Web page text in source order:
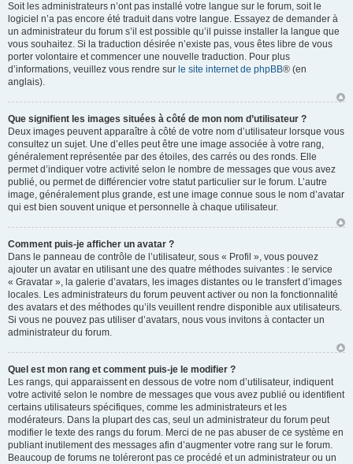
Soit les administrateurs n’ont pas installé votre langue sur le forum, soit le
logiciel n’a pas encore été traduit dans votre langue. Essayez de demander à
un administrateur du forum s’il est possible qu’il puisse installer la langue que
vous souhaitez. Si la traduction désirée n’existe pas, vous êtes libre de vous
porter volontaire et commencer une nouvelle traduction. Pour plus
d’informations, veuillez vous rendre sur le site internet de phpBB® (en
anglais).
Que signifient les images situées à côté de mon nom d’utilisateur ?
Deux images peuvent apparaître à côté de votre nom d’utilisateur lorsque vous
consultez un sujet. Une d’elles peut être une image associée à votre rang,
généralement représentée par des étoiles, des carrés ou des ronds. Elle
permet d’indiquer votre activité selon le nombre de messages que vous avez
publié, ou permet de différencier votre statut particulier sur le forum. L’autre
image, généralement plus grande, est une image connue sous le nom d’avatar
qui est bien souvent unique et personnelle à chaque utilisateur.
Comment puis-je afficher un avatar ?
Dans le panneau de contrôle de l’utilisateur, sous « Profil », vous pouvez
ajouter un avatar en utilisant une des quatre méthodes suivantes : le service
« Gravatar », la galerie d’avatars, les images distantes ou le transfert d’images
locales. Les administrateurs du forum peuvent activer ou non la fonctionnalité
des avatars et des méthodes qu’ils veuillent rendre disponible aux utilisateurs.
Si vous ne pouvez pas utiliser d’avatars, nous vous invitons à contacter un
administrateur du forum.
Quel est mon rang et comment puis-je le modifier ?
Les rangs, qui apparaissent en dessous de votre nom d’utilisateur, indiquent
votre activité selon le nombre de messages que vous avez publié ou identifient
certains utilisateurs spécifiques, comme les administrateurs et les
modérateurs. Dans la plupart des cas, seul un administrateur du forum peut
modifier le texte des rangs du forum. Merci de ne pas abuser de ce système en
publiant inutilement des messages afin d’augmenter votre rang sur le forum.
Beaucoup de forums ne toléreront pas ce procédé et un administrateur ou un